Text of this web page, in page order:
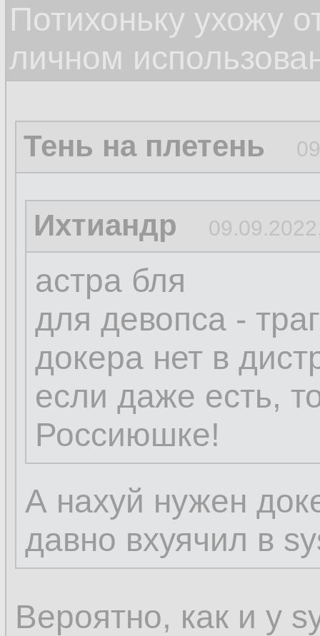
Потихоньку ухожу
личном
Тень на плетень
Ихтиандр
астра бля
для девопса -
докера нет в
если даже есть,
Россиюшке!
А нахуй нужен
давно вхуячил в
Вероятно, как и у